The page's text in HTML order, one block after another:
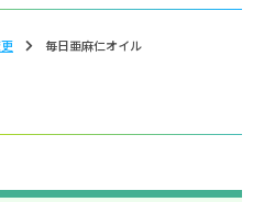
毎日亜麻仁オイル